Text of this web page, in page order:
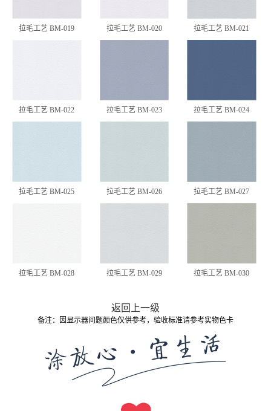
拉毛工艺 BM-019 拉毛工艺 BM-020 拉毛工艺 BM-021
拉毛工艺 BM-022 拉毛工艺 BM-023 拉毛工艺 BM-024
拉毛工艺 BM-025 拉毛工艺 BM-026 拉毛工艺 BM-027
拉毛工艺 BM-028 拉毛工艺 BM-029 拉毛工艺 BM-030
返回上一级
备注：因显示器问题颜色仅供参考，验收标准请参考实物色卡